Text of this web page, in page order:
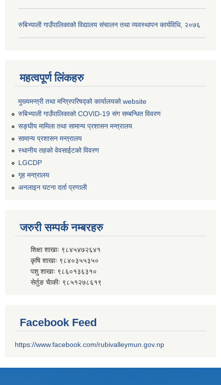
रुबिभ्याली गाउँपालिकाको विद्यालय संचालन तथा व्यवस्थापन कार्यविधि, २०७६
महत्वपूर्ण लिंकहरु
मुख्यमन्त्री तथा मन्त्रिपरिषद्को कार्यालयको website
रुबिभ्याली गाउँपालिकाको COVID-19 संग सम्बन्धित विवरण
सङ्‍घीय मामिला तथा सामान्य प्रशासन मन्त्रालय
सामान्य प्रशासन मन्त्रालय
स्थानीय तहको वेवसाईटको विवरण
LGCDP
गृह मन्त्रालय
अनलाइन घटना दर्ता प्रणाली
जरुरी सम्पर्क नम्बरहरु
शिक्षा शाखाः ९८४५४७२६४१
कृषि शाखाः ९८४०३५५३५०
पशु शाखाः ९८६०१३६३१०
सेर्तुङ चैाकीः ९८५१२७८६१९
Facebook Feed
https://www.facebook.com/rubivalleymun.gov.np